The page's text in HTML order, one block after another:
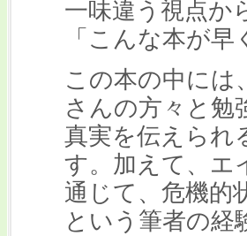
一味違う視点か
「こんな本が
この本の中には
さんの方々と勉
真実を伝えられ
す。加えて、エ
通じて、危機的
という筆者の経